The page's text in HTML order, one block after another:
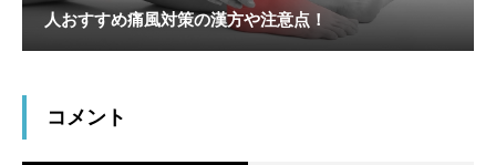
人おすすめ痛風対策の漢方や注意点！
コメント